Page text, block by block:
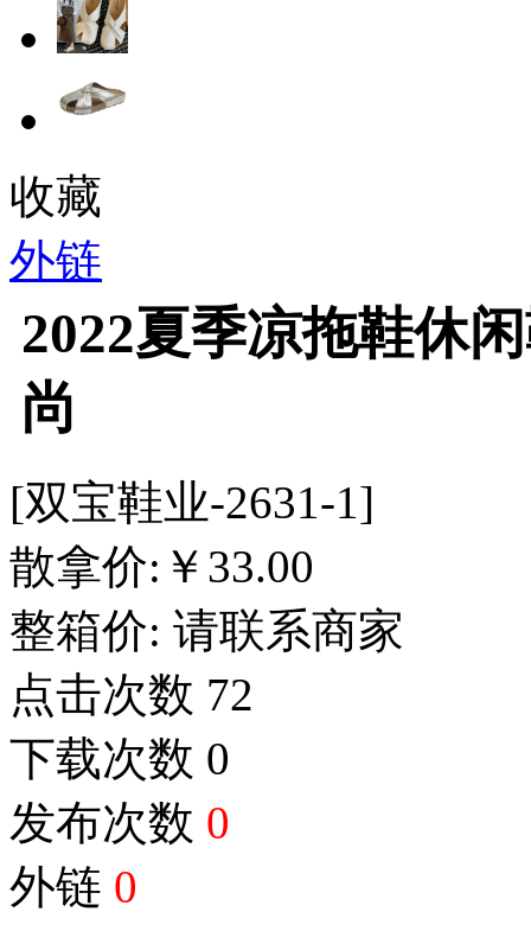
收藏
外链
2022夏季凉拖鞋休
尚
[双宝鞋业-2631-1]
散拿价: ￥ 33.00
整箱价: 请联系商家
点击次数 72
下载次数 0
发布次数 0
外链 0